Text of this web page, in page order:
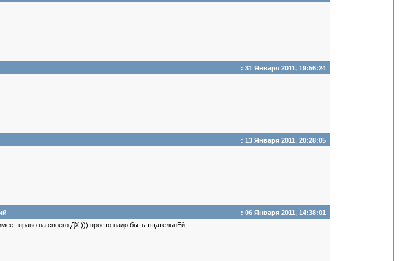
: 31 Января 2011, 19:56:24
: 13 Января 2011, 20:28:05
: 06 Января 2011, 14:38:01
право на своего ДХ ))) просто надо быть тщательнЕй...